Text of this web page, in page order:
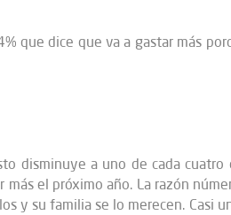
que dice que va a gastar más
disminuye a uno de cada cuatro
el próximo año. La razón
y su familia se lo merecen. Casi